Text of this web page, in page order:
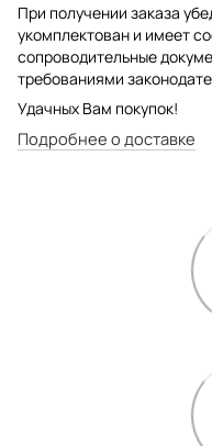
При получении заказа
укомплектован и имеет
сопроводительные
требованиями
Удачных Вам покупок!
Подробнее о доставке